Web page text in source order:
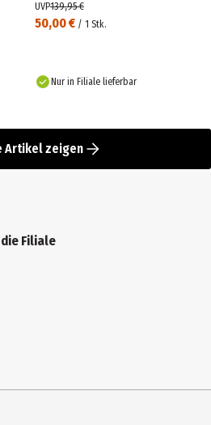
50,00 € / 1 Stk.
UVP139,95 €
Nur in Filiale lieferbar
Artikel zeigen
Filiale